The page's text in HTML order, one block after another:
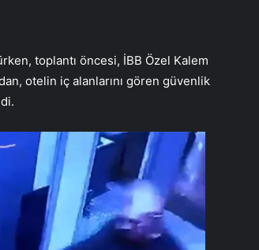
toplantı öncesi, İBB Özel Kalem
otelin iç alanlarını gören güvenlik